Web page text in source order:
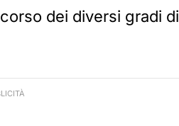
dei diversi gradi di